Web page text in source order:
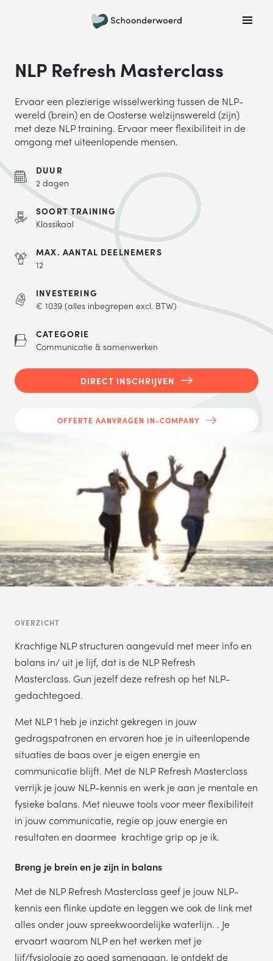
NLP Refresh Masterclass
Ervaar een plezierige wisselwerking tussen de NLP-
wereld (brein) en de Oosterse welzijnswereld (zijn)
met deze NLP training. Ervaar meer flexibiliteit in de
omgang met uiteenlopende mensen.
DUUR
2 dagen
SOORT TRAINING
Klassikaal
MAX. AANTAL DEELNEMERS
12
INVESTERING
€ 1039 (alles inbegrepen excl. BTW)
CATEGORIE
Communicatie & samenwerken
DIRECT INSCHRIJVEN
OFFERTE AANVRAGEN IN-COMPANY
OVERZICHT
Krachtige NLP structuren aangevuld met meer info en
balans in/ uit je lijf, dat is de NLP Refresh
Masterclass. Gun jezelf deze refresh op het NLP-
gedachtegoed.
Met NLP 1 heb je inzicht gekregen in jouw
gedragspatronen en ervaren hoe je in uiteenlopende
situaties de baas over je eigen energie en
communicatie blijft. Met de NLP Refresh Masterclass
verrijk je jouw NLP-kennis en werk je aan je mentale en
fysieke balans. Met nieuwe tools voor meer flexibiliteit
in jouw communicatie, regie op jouw energie en
resultaten en daarmee krachtige grip op je ik.
Breng je brein en je zijn in balans
Met de NLP Refresh Masterclass geef je jouw NLP-
kennis een flinke update en leggen we ook de link met
alles onder jouw spreekwoordelijke waterlijn. . Je
ervaart waarom NLP en het werken met je
lijf/fysiologie zo goed samengaan. Je ontdekt de
Plan een belafspraak
krijgen? Kies hieronder welke dag jouw voorkeur heeft
en we bellen je!
MA DI WO DO VR
Waar gaat je vraag over?
NAAM
TELEFOONNUMMER